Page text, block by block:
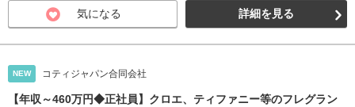
気になる 詳細を見る
NEW コティジャパン合同会社
【年収～460万円◆正社員】クロエ、ティファニー等のフレグラン